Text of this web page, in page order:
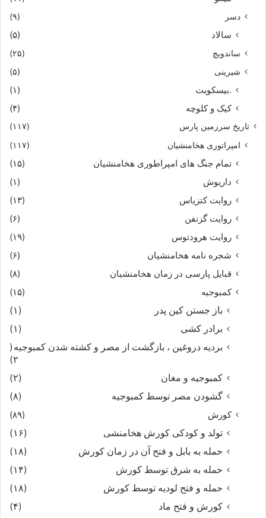
دسر (۹)
سالاد (۵)
ساندویچ
(۲۵)
شیرینی
(۵)
.بیسکویت
(۱)
کیک و کلوچه
(۴)
تاریخ سرزمین پارس (۱۱۷)
امپراتوری هخامنشیان (۱۱۷)
تمام جنگ های امپراطوری هخامنشیان
(۱۵)
داریوش
(۱)
روایت کتزیاس
(۱۳)
روایت گزنفن
(۶)
روایت هرودتوس
(۱۹)
شجره نامه هخامنشیان
(۶)
قبایل پارسی در زمان هخامنشیان
(۸)
کمبوجیه
(۱۵)
باز جستن کین پدر
(۱)
برادر کشی
(۱)
بردیه دروغین ، بازگشت از مصر و کشته شدن کمبوجیه (
۲)
کمبوجیه و مغان
(۲)
گشودن مصر توسط کمبوجیه
(۸)
کورش
(۸۹)
تولد و کودکی کورش هخامنشی
(۱۶)
حمله به بابل و فتح آن در زمان کورش
(۱۸)
حمله به شرق توسط کورش
(۱۴)
حمله و فتح لودیه توسط کورش
(۱۸)
کورش و فتح ماد
(۴)